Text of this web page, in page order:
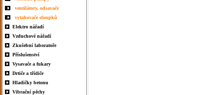
ventilátory, odsavače
vytahovače sloupků
Elektro nářadí
Vzduchové nářadí
Zkušební laboratoře
Příslušenství
Vysavače a fukary
Drtiče a třídiče
Hladičky betonu
Vibrační pěchy